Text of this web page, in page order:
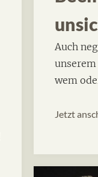
Auch
wem
Jetzt